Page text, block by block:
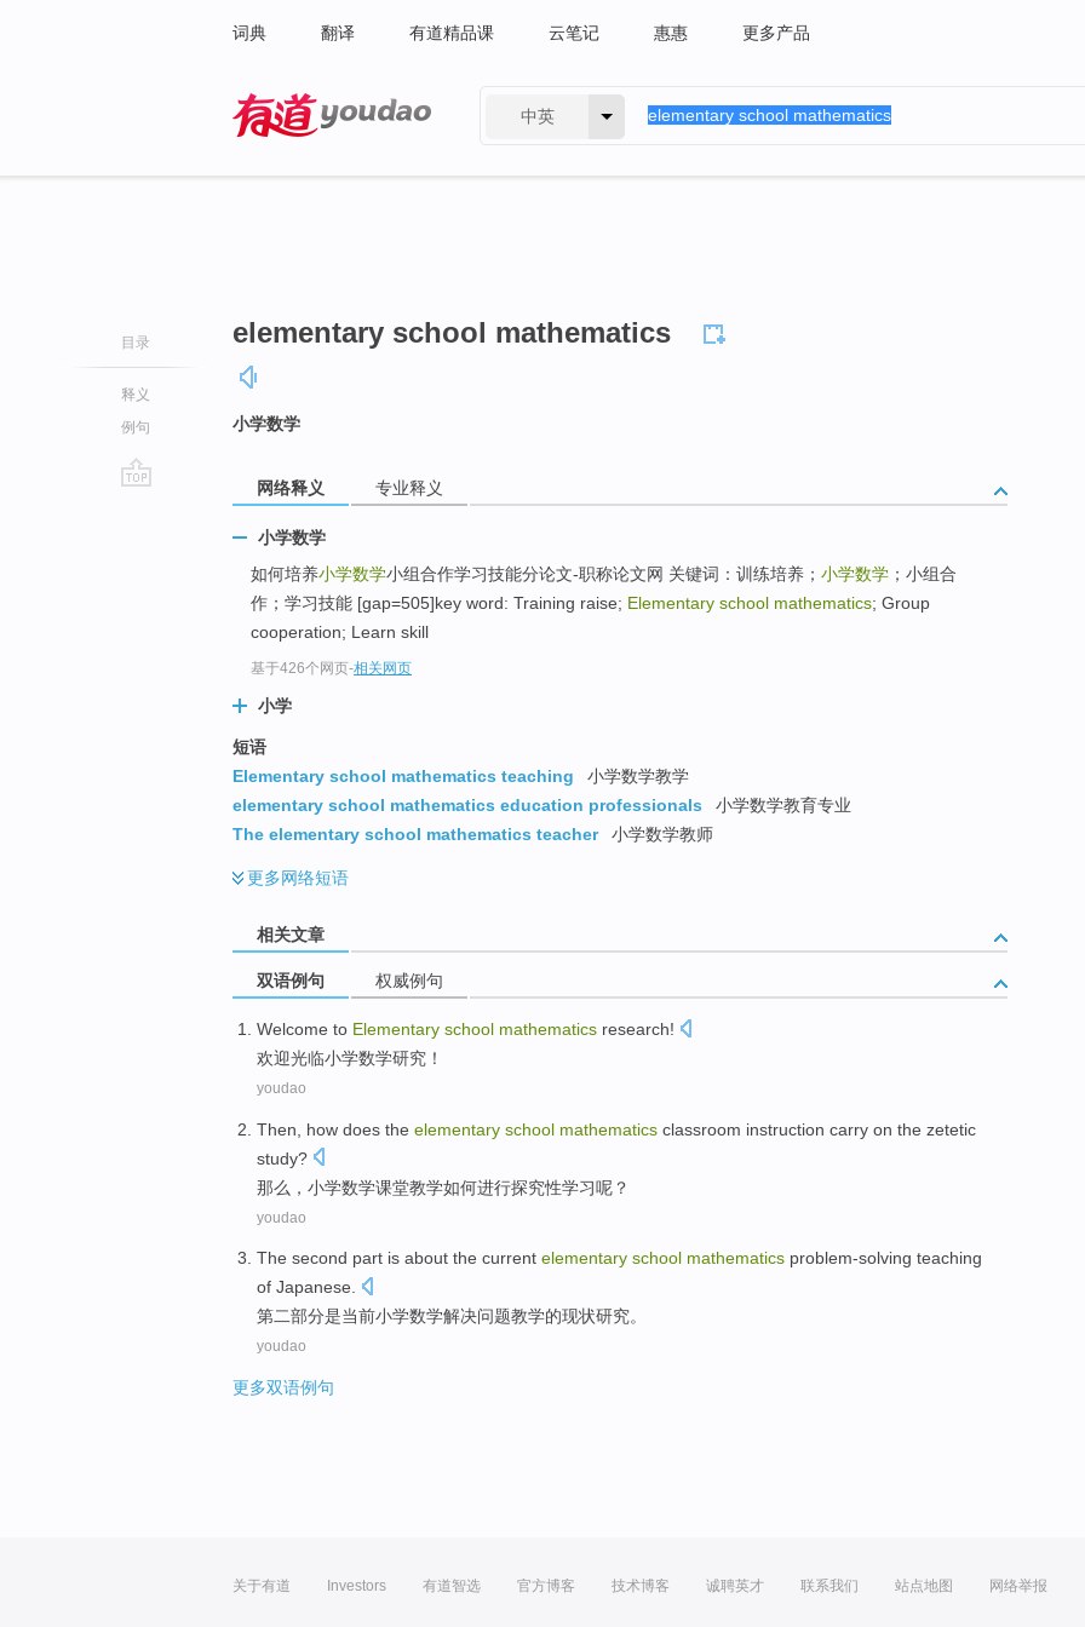
词典 翻译 有道精品课 云笔记 惠惠 更多产品
中英
目录
释义
例句
elementary school mathematics
小学数学
网络释义 专业释义
小学数学
如何培养小学数学小组合作学习技能分论文-职称论文网 关键词：训练培养； 小学数学 ；小组合
作；学习技能 [gap=505]key word: Training raise; Elementary school mathematics; Group
cooperation; Learn skill
基于426个网页-相关网页
小学
短语
Elementary school mathematics teaching
小学数学教学
elementary school mathematics education professionals
小学数学教育专业
The elementary school mathematics teacher
小学数学教师
更多网络短语
相关文章
双语例句 权威例句
Welcome to Elementary school mathematics research!
欢迎光临小学数学研究！
youdao
Then how does the elementary school mathematics classroom instruction carry on the zetetic
study?
那么 ， 小学数学课堂教学如何进行探究性学习呢？
youdao
The second part is about the current elementary school mathematics problem-solving teaching
of Japanese.
第二部分是当前小学数学解决问题教学的现状研究。
youdao
更多双语例句
关于有道 Investors 有道智选 官方博客 技术博客 诚聘英才 联系我们 站点地图 网络举报